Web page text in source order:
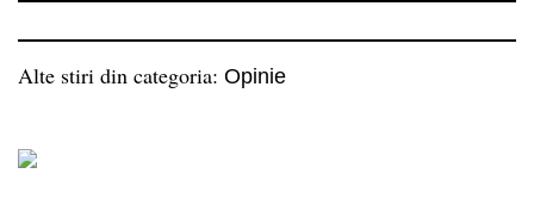
Alte stiri din categoria: Opinie